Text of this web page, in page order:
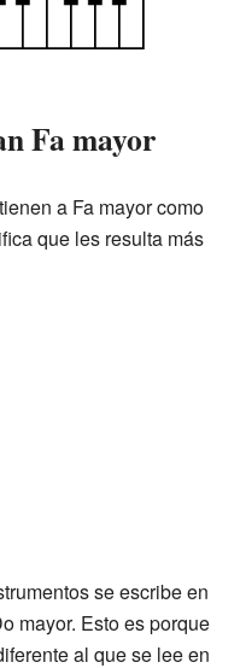
Fa mayor
a Fa mayor como
que les resulta más
se escribe en
mayor. Esto es porque
al que se lee en